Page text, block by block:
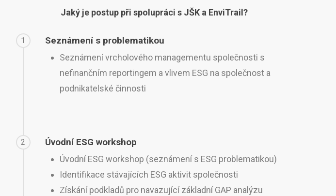
Jaký je postup při spolupráci s JŠK a EnviTrail?
1 Seznámení s problematikou
Seznámení vrcholového managementu společnosti s
nefinančním reportingem a vlivem ESG na společnost a
podnikatelské činnosti
2 Úvodní ESG workshop
Úvodní ESG workshop (seznámení s ESG problematikou)
Identifikace stávajících ESG aktivit společnosti
Získání podkladů pro navazující základní GAP analýzu